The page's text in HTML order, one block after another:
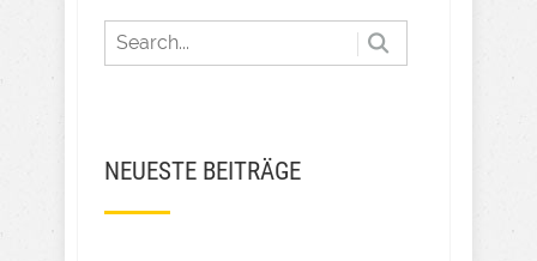
NEUESTE BEITRÄGE